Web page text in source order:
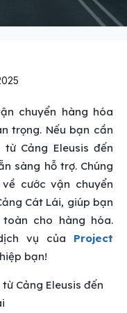
chuyển hàng hóa
trọng. Nếu bạn cần
Cảng Eleusis đến
sàng hỗ trợ. Chúng
cước vận chuyển
Cát Lái, giúp bạn
cho hàng hóa.
vụ của Project
bạn!